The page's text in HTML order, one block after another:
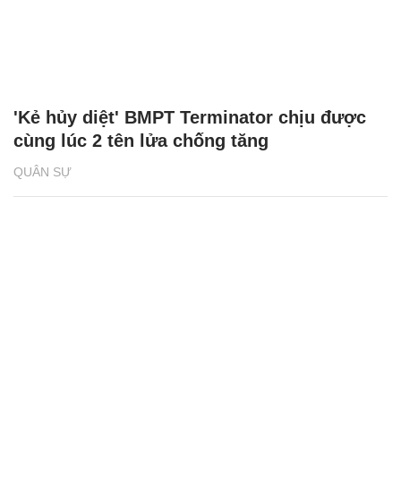
QUÂN SỰ
'Kẻ hủy diệt' BMPT Terminator chịu được
cùng lúc 2 tên lửa chống tăng